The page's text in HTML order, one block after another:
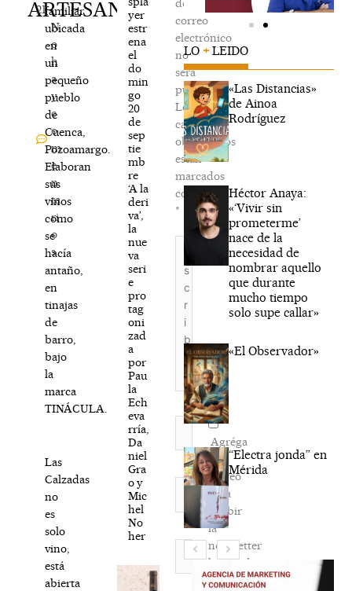
ARTESANAL
21
N
o
h
a
y
c
o
m
e
n
ta
ri
o
s
familiar
ubicada
en
un
pequeño
pueblo
de
Cuenca,
Pozoamargo.
Elaboran
sus
vinos
como
se
hacía
antaño,
en
tinajas
de
barro,
bajo
la
marca
TINÁCULA.
Las
Calzadas
no
es
solo
vino,
está
abierta
yer
estr
ena
el
do
min
go
20
de
sep
tie
mb
re
‘A la
deri
va’,
la
nue
va
seri
e
pro
tag
oni
zad
a
por
Pau
la
Ech
eva
rría,
Da
niel
Gra
o y
Mic
hel
No
her
de
correo
electrónico
no
será
publicada.
Los
campos
obligatorios
están
marcados
con
*
Escribe
Nombre*
Correo
electrónico*
Web
Agréga
mi
correo
para
recibir
la
newsletter
habitual
LO + LEIDO
«Las Distancias»
de Ainoa
Rodríguez
Héctor Anaya:
«‘Vivir sin
prometerme’
nace de la
necesidad de
nombrar aquello
que durante
mucho tiempo
solo supe callar»
«El Observador»
“Electra jonda” en
Mérida